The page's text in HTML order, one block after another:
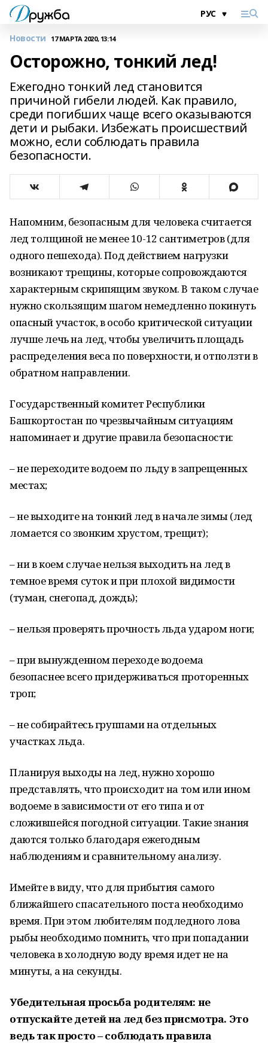
Новости 17 МАРТА 2020, 13:14
Осторожно, тонкий лед!
Ежегодно тонкий лед становится
причиной гибели людей. Как правило,
среди погибших чаще всего оказываются
дети и рыбаки. Избежать происшествий
можно, если соблюдать правила
безопасности.
Напомним, безопасным для человека считается
лед толщиной не менее 10-12 сантиметров (для
одного пешехода). Под действием нагрузки
возникают трещины, которые сопровождаются
характерным скрипящим звуком. В таком случае
нужно скользящим шагом немедленно покинуть
опасный участок, в особо критической ситуации
лучше лечь на лед, чтобы увеличить площадь
распределения веса по поверхности, и отползти в
обратном направлении.
Государственный комитет Республики
Башкортостан по чрезвычайным ситуациям
напоминает и другие правила безопасности:
– не переходите водоем по льду в запрещенных
местах;
– не выходите на тонкий лед в начале зимы (лед
ломается со звонким хрустом, трещит);
– ни в коем случае нельзя выходить на лед в
темное время суток и при плохой видимости
(туман, снегопад, дождь);
– нельзя проверять прочность льда ударом ноги;
– при вынужденном переходе водоема
безопаснее всего придерживаться проторенных
троп;
– не собирайтесь группами на отдельных
участках льда.
Планируя выходы на лед, нужно хорошо
представлять, что происходит на том или ином
водоеме в зависимости от его типа и от
сложившейся погодной ситуации. Такие знания
даются только благодаря ежегодным
наблюдениям и сравнительному анализу.
Имейте в виду, что для прибытия самого
ближайшего спасательного поста необходимо
время. При этом любителям подледного лова
рыбы необходимо помнить, что при попадании
человека в холодную воду время идет не на
минуты, а на секунды.
Убедительная просьба родителям: не
отпускайте детей на лед без присмотра. Это
ведь так просто – соблюдать правила